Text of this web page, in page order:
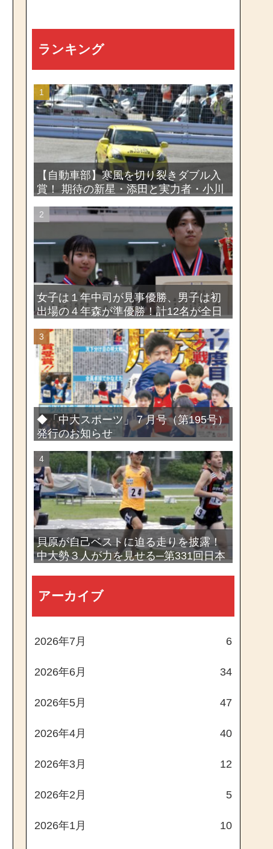
ランキング
【自動車部】寒風を切り裂きダブル入
賞！ 期待の新星・添田と実力者・小川
大会2026
女子は１年中司が見事優勝、男子は初
出場の４年森が準優勝！計12名が全日
剣道選手権大会・第72回関東学生剣道
選手権大会
◆「中大スポーツ」７月号（第195号）
発行のお知らせ
貝原が自己ベストに迫る走りを披露！
中大勢３人が力を見せる─第331回日本
アーカイブ
2026年7月 6
2026年6月 34
2026年5月 47
2026年4月 40
2026年3月 12
2026年2月 5
2026年1月 10